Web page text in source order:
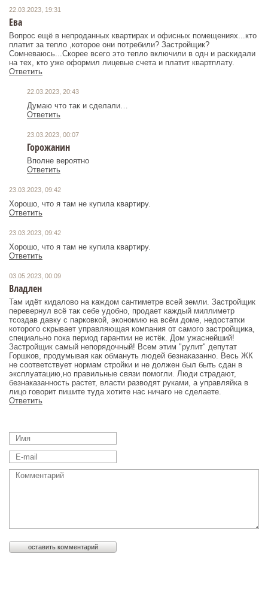
22.03.2023, 19:31
Ева
Вопрос ещё в непроданных квартирах и офисных помещениях...кто
платит за тепло ,которое они потребили? Застройщик?
Сомневаюсь...Скорее всего это тепло включили в одн и раскидали
на тех, кто уже оформил лицевые счета и платит квартплату.
Ответить
22.03.2023, 20:43
Думаю что так и сделали…
Ответить
23.03.2023, 00:07
Горожанин
Вполне вероятно
Ответить
23.03.2023, 09:42
Хорошо, что я там не купила квартиру.
Ответить
23.03.2023, 09:42
Хорошо, что я там не купила квартиру.
Ответить
03.05.2023, 00:09
Владлен
Там идёт кидалово на каждом сантиметре всей земли. Застройщик
перевернул всё так себе удобно, продает каждый миллиметр
тсоздав давку с парковкой, экономию на всём доме, недостатки
которого скрывает управляющая компания от самого застройщика,
специально пока период гарантии не истёк. Дом ужаснейший!
Застройщик самый непорядочный! Всем этим "рулит" депутат
Горшков, продумывая как обмануть людей безнаказанно. Весь ЖК
не соответствует нормам стройки и не должен был быть сдан в
эксплуатацию,но правильные связи помогли. Люди страдают,
безнаказанность растет, власти разводят руками, а управляйка в
лицо говорит пишите туда хотите нас ничаго не сделаете.
Ответить